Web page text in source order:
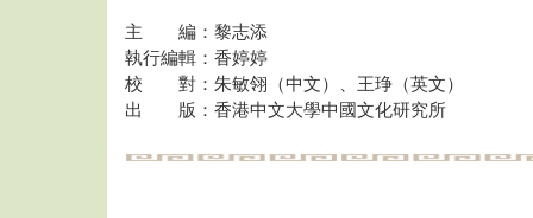
主 編：黎志添
執行編輯：香婷婷
校 對：朱敏翎（中文）、王琤（英文）
出 版：香港中文大學中國文化研究所